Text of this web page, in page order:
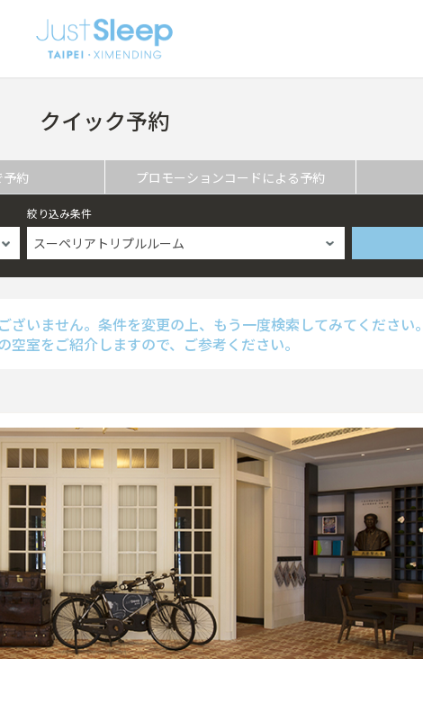
クイック予約
約 プロモーションコードによる予約
絞り込み条件
スーペリアトリプルルーム
いません。条件を変更の上、もう一度検索してみてください
空室をご紹介しますので、ご参考ください。